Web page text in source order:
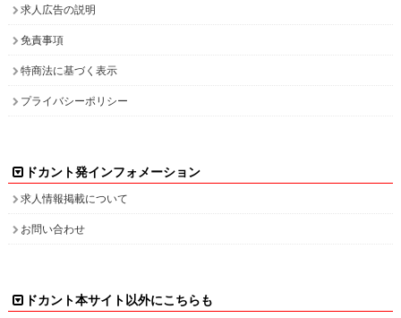
求人広告の説明
免責事項
特商法に基づく表示
プライバシーポリシー
ドカント発インフォメーション
求人情報掲載について
お問い合わせ
ドカント本サイト以外にこちらも